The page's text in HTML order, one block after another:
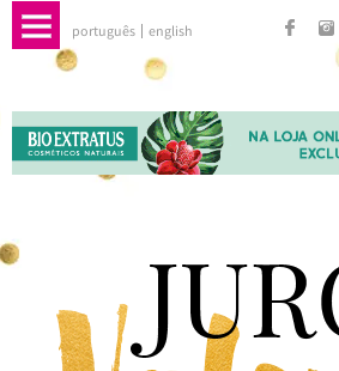
português english